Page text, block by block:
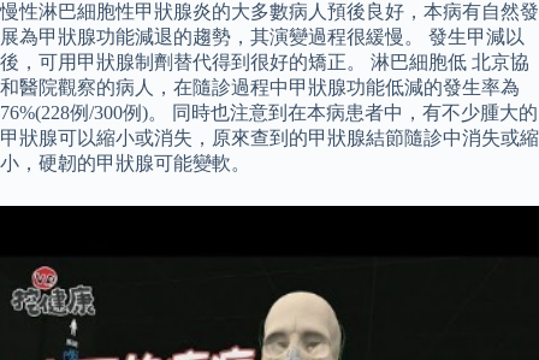
慢性淋巴細胞性甲狀腺炎的大多數病人預後良好，本病有自然發
展為甲狀腺功能減退的趨勢，其演變過程很緩慢。 發生甲減以
後，可用甲狀腺制劑替代得到很好的矯正。 淋巴細胞低 北京協
和醫院觀察的病人，在隨診過程中甲狀腺功能低減的發生率為
76%(228例/300例)。 同時也注意到在本病患者中，有不少腫大的
甲狀腺可以縮小或消失，原來查到的甲狀腺結節隨診中消失或縮
小，硬韌的甲狀腺可能變軟。